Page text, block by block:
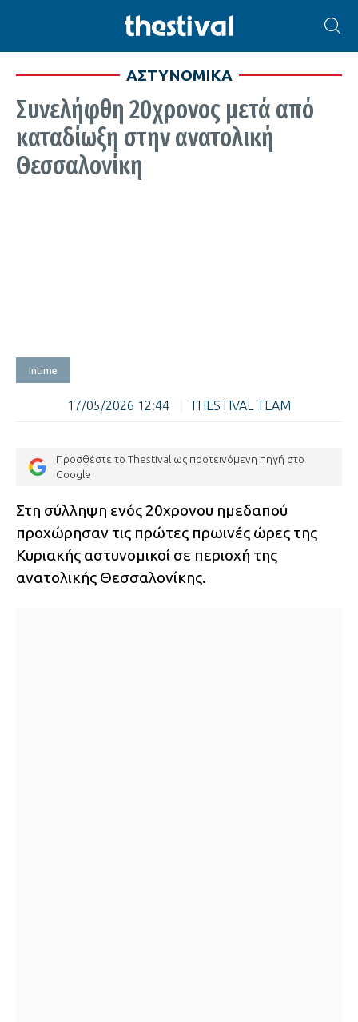
ΑΣΤΥΝΟΜΙΚΑ
Συνελήφθη 20χρονος μετά από
καταδίωξη στην ανατολική
Θεσσαλονίκη
Intime
17/05/2026 12:44 THESTIVAL TEAM
Προσθέστε το Thestival ως προτεινόμενη πηγή στο
Google
Στη σύλληψη ενός 20χρονου ημεδαπού
προχώρησαν τις πρώτες πρωινές ώρες της
Κυριακής αστυνομικοί σε περιοχή της
ανατολικής Θεσσαλονίκης.